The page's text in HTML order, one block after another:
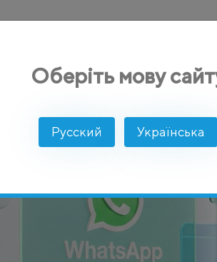
чатамиОберіть мову
Русский Українська